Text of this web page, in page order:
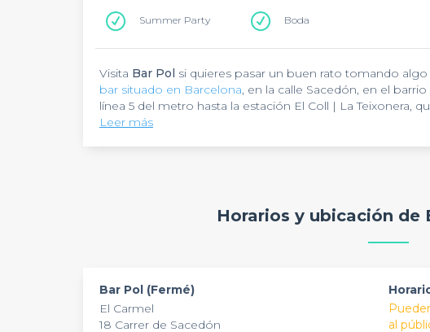
Summer Party Boda
Visita Bar Pol si quieres pasar un buen rato tomando
bar situado en Barcelona, en la calle Sacedón, en el
línea 5 del metro hasta la estación El Coll | La Teixonera,
personas, es el lugar perfecto para celebrar todo tipo de
Leer más
Horarios y ubicación de
Bar Pol (Fermé)
El Carmel
18 Carrer de Sacedón
al